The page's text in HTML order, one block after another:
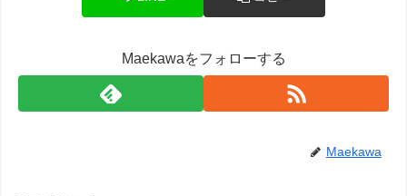
Maekawaをフォローする
Maekawa